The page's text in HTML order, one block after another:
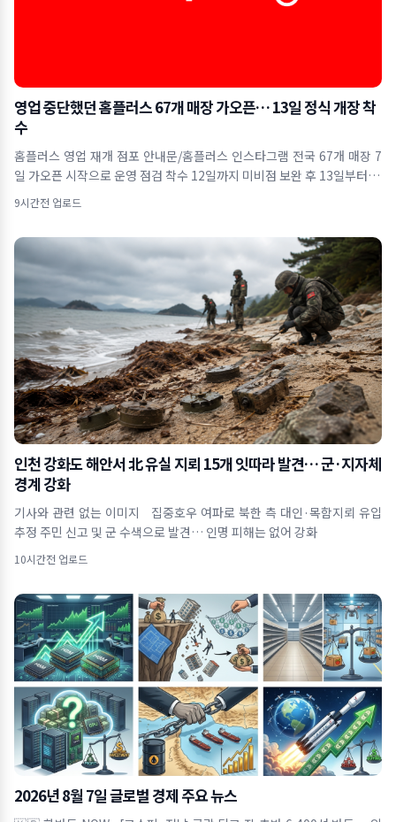
영업 중단했던 홈플러스 67개 매장 가오픈… 13일 정식 개장 착
수
홈플러스 영업 재개 점포 안내문/홈플러스 인스타그램 전국 67개 매장 7
일 가오픈 시작으로 운영 점검 착수 12일까지 미비점 보완 후 13일부터 본
격
9시간전 업로드
인천 강화도 해안서 北 유실 지뢰 15개 잇따라 발견… 군·지자체
경계 강화
기사와 관련 없는 이미지 집중호우 여파로 북한 측 대인·목함지뢰 유입
추정 주민 신고 및 군 수색으로 발견… 인명 피해는 없어 강화
10시간전 업로드
2026년 8월 7일 글로벌 경제 주요 뉴스